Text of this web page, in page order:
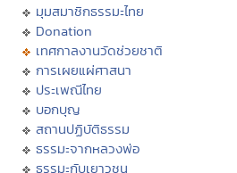
มุมสมาชิกธรรมะไทย
Donation
เทศกาลงานวัดช่วยชาติ
การเผยแผ่ศาสนา
ประเพณีไทย
บอกบุญ
สถานปฏิบัติธรรม
ธรรมะจากหลวงพ่อ
ธรรมะกับเยาวชน